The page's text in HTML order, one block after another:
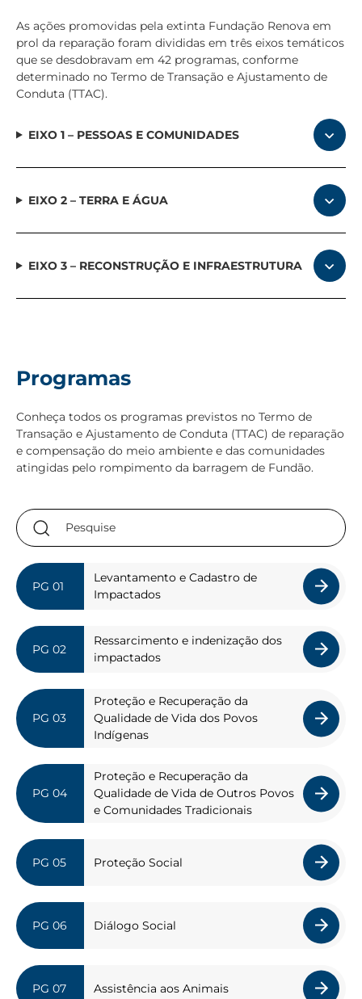
As ações promovidas pela extinta Fundação Renova em
prol da reparação foram divididas em três eixos temáticos
que se desdobravam em 42 programas, conforme
determinado no Termo de Transação e Ajustamento de
Conduta (TTAC).
EIXO 1 – PESSOAS E COMUNIDADES
EIXO 2 – TERRA E ÁGUA
EIXO 3 – RECONSTRUÇÃO E INFRAESTRUTURA
Programas
Conheça todos os programas previstos no Termo de
Transação e Ajustamento de Conduta (TTAC) de reparação
e compensação do meio ambiente e das comunidades
atingidas pelo rompimento da barragem de Fundão.
Pesquise
Levantamento e Cadastro de
Impactados
Ressarcimento e indenização dos
impactados
Proteção e Recuperação da
Qualidade de Vida dos Povos
Indígenas
Proteção e Recuperação da
Qualidade de Vida de Outros Povos
e Comunidades Tradicionais
Proteção Social
Diálogo Social
Assistência aos Animais